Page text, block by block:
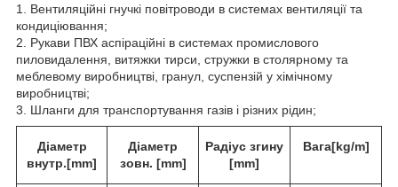
1. Вентиляційні гнучкі повітроводи в системах вентиляції та
кондиціювання;
2. Рукави ПВХ аспіраційні в системах промислового
пиловидалення, витяжки тирси, стружки в столярному та
меблевому виробництві, гранул, суспензій у хімічному
виробництві;
3. Шланги для транспортування газів і різних рідин;
Діаметр
внутр.[mm]
Діаметр
зовн. [mm]
Радіус згину
[mm]
Вага[kg/m]